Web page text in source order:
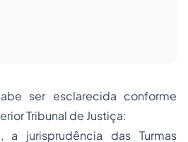
ser esclarecida conforme
Tribunal de Justiça:
jurisprudência das Turmas